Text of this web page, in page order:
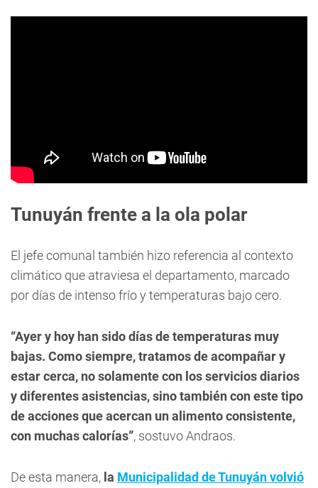
Tunuyán frente a la ola polar
El jefe comunal también hizo referencia al contexto
climático que atraviesa el departamento, marcado
por días de intenso frío y temperaturas bajo cero.
“Ayer y hoy han sido días de temperaturas muy
bajas. Como siempre, tratamos de acompañar y
estar cerca, no solamente con los servicios diarios
y diferentes asistencias, sino también con este tipo
de acciones que acercan un alimento consistente,
con muchas calorías”, sostuvo Andraos.
De esta manera, la Municipalidad de Tunuyán volvió